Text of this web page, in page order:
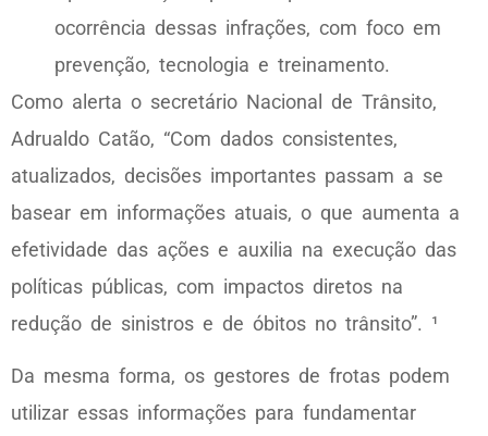
ocorrência dessas infrações, com foco em
prevenção, tecnologia e treinamento.
Como alerta o secretário Nacional de Trânsito,
Adrualdo Catão, “Com dados consistentes,
atualizados, decisões importantes passam a se
basear em informações atuais, o que aumenta a
efetividade das ações e auxilia na execução das
políticas públicas, com impactos diretos na
redução de sinistros e de óbitos no trânsito”. ¹
Da mesma forma, os gestores de frotas podem
utilizar essas informações para fundamentar